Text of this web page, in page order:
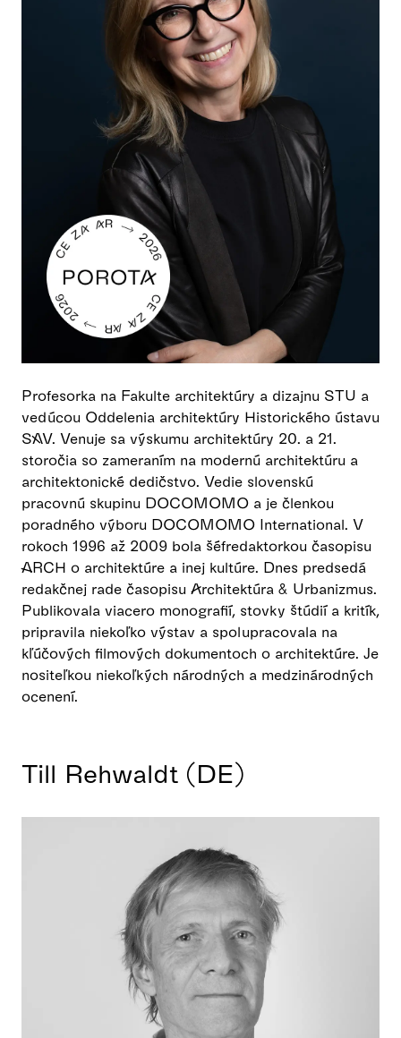
Profesorka na Fakulte architektúry a dizajnu STU a
vedúcou Oddelenia architektúry Historického ústavu
SAV. Venuje sa výskumu architektúry 20. a 21.
storočia so zameraním na modernú architektúru a
architektonické dedičstvo. Vedie slovenskú
pracovnú skupinu DOCOMOMO a je členkou
poradného výboru DOCOMOMO International. V
rokoch 1996 až 2009 bola šéfredaktorkou časopisu
ARCH o architektúre a inej kultúre. Dnes predsedá
redakčnej rade časopisu Architektúra & Urbanizmus.
Publikovala viacero monografií, stovky štúdií a kritík,
pripravila niekoľko výstav a spolupracovala na
kľúčových filmových dokumentoch o architektúre. Je
nositeľkou niekoľkých národných a medzinárodných
ocenení.
Till Rehwaldt (DE)